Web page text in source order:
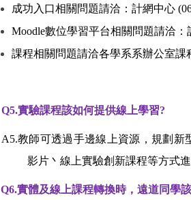
成功入口相關問題請洽：計網中心
Moodle數位學習平台相關問題請洽：
課程相關問題請洽各學系系辦公室課
Q5.實驗課程該如何提供線上學習?
A5.教師可透過手邊線上資源，規劃新
影片丶線上實驗創新課程等方式進
Q6.實體及線上課程轉換時，遠道同學